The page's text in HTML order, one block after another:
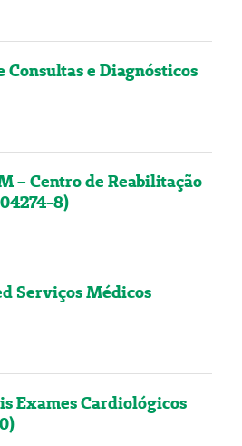
e Diagnósticos
– Centro de Reabilitação
8)
Serviços Médicos
Exames Cardiológicos